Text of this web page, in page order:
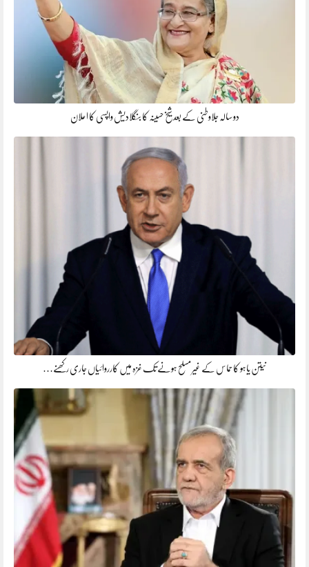
دو سالہ جلاوطنی کے بعد شیخ حسینہ کا بنگلادیش واپسی کا اعلان
نیتن یاہو کا حماس کے غیر مسلح ہونے تک غزہ میں کارروائیاں جاری رکھنے…